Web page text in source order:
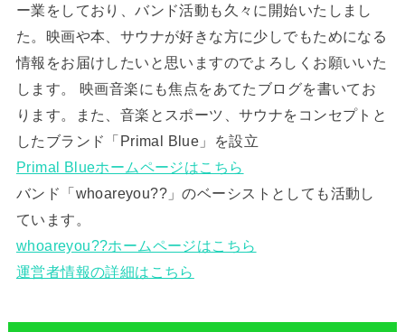
ー業をしており、バンド活動も久々に開始いたしまし
た。映画や本、サウナが好きな方に少しでもためになる
情報をお届けしたいと思いますのでよろしくお願いいた
します。 映画音楽にも焦点をあてたブログを書いてお
ります。また、音楽とスポーツ、サウナをコンセプトと
したブランド「Primal Blue」を設立
Primal Blueホームページはこちら
バンド「whoareyou??」のベーシストとしても活動し
ています。
whoareyou??ホームページはこちら
運営者情報の詳細はこちら